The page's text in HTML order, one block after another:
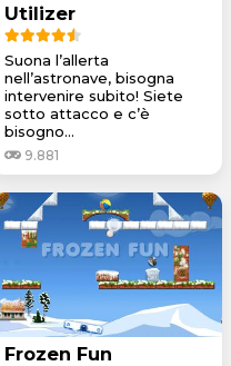
Utilizer
Suona l’allerta
nell’astronave, bisogna
intervenire subito! Siete
sotto attacco e c’è
bisogno...
9.881
Frozen Fun